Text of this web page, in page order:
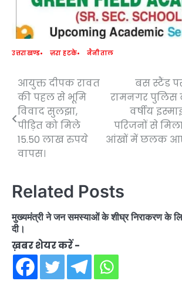
उत्तराखण्ड ज़रा हटके नैनीताल
Post
navigation
आयुक्त दीपक रावत
की पहल से भूमि
विवाद सुलझा,
पीड़ित को मिले
15.50 लाख रुपये
वापस।
बस स्टैंड
रामनगर पुलिस
वर्षीय
परिजनों से
आंखों में छलक
Related Posts
मुख्यमंत्री ने जन समस्याओं के शीघ्र निराकरण के
दी।
ख़बर शेयर करें -